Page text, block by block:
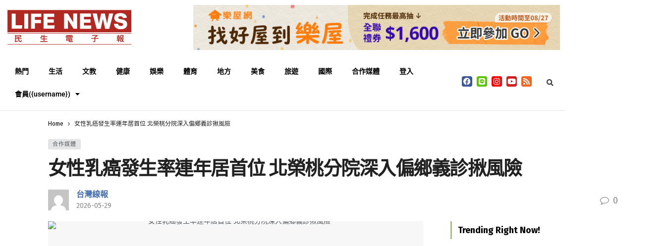
熱門 生活 文教 健康 娛樂 體育 地方 美食 旅遊 國際 合作媒體 登入
會員({username})
Home 女性乳癌發生率連年居首位 北榮桃分院深入偏鄉義診揪風險
合作媒體
女性乳癌發生率連年居首位 北榮桃分院深入偏鄉義診揪風險
台灣線報
2026-05-29 0
Trending Right Now!